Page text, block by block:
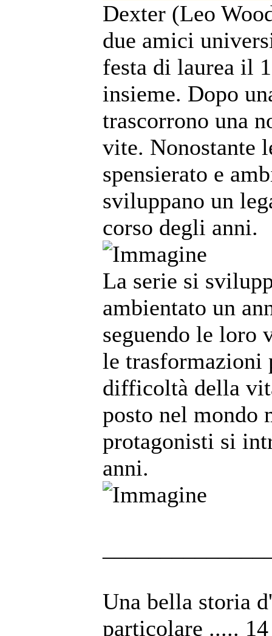
Dexter (Leo
due amici
festa di laurea il
insieme. Dopo
trascorrono una
vite. Nonostante
spensierato e
sviluppano un
corso degli anni.
La serie si
ambientato un
seguendo le loro
le trasformazioni
difficoltà della
posto nel mondo
protagonisti si
anni.
Una bella storia
particolare .....